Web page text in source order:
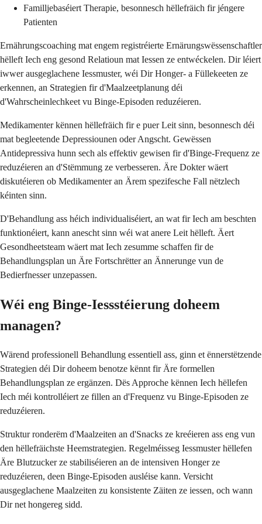
Familljebaséiert Therapie, besonnesch hëllefräich fir jéngere
Patienten
Ernährungscoaching mat engem registréierte Ernärungswëssenschaftler
hëlleft Iech eng gesond Relatioun mat Iessen ze entwéckelen. Dir léiert
iwwer ausgeglachene Iessmuster, wéi Dir Honger- a Füllekeeten ze
erkennen, an Strategien fir d'Maalzeetplanung déi
d'Wahrscheinlechkeet vu Binge-Episoden reduzéieren.
Medikamenter kënnen hëllefräich fir e puer Leit sinn, besonnesch déi
mat begleetende Depressiounen oder Angscht. Gewëssen
Antidepressiva hunn sech als effektiv gewisen fir d'Binge-Frequenz ze
reduzéieren an d'Stëmmung ze verbesseren. Äre Dokter wäert
diskutéieren ob Medikamenter an Ärem spezifesche Fall nëtzlech
kéinten sinn.
D'Behandlung ass héich individualiséiert, an wat fir Iech am beschten
funktionéiert, kann anescht sinn wéi wat anere Leit hëlleft. Äert
Gesondheetsteam wäert mat Iech zesumme schaffen fir de
Behandlungsplan un Äre Fortschrëtter an Ännerunge vun de
Bedierfnesser unzepassen.
Wéi eng Binge-Iessstéierung doheem
managen?
Wärend professionell Behandlung essentiell ass, ginn et ënnerstëtzende
Strategien déi Dir doheem benotze kënnt fir Äre formellen
Behandlungsplan ze ergänzen. Dës Approche kënnen Iech hëllefen
Iech méi kontrolléiert ze fillen an d'Frequenz vu Binge-Episoden ze
reduzéieren.
Struktur ronderëm d'Maalzeiten an d'Snacks ze kreéieren ass eng vun
den hëllefräichste Heemstrategien. Regelméisseg Iessmuster hëllefen
Äre Blutzucker ze stabiliséieren an de intensiven Honger ze
reduzéieren, deen Binge-Episoden ausléise kann. Versicht
ausgeglachene Maalzeiten zu konsistente Zäiten ze iessen, och wann
Dir net hongereg sidd.